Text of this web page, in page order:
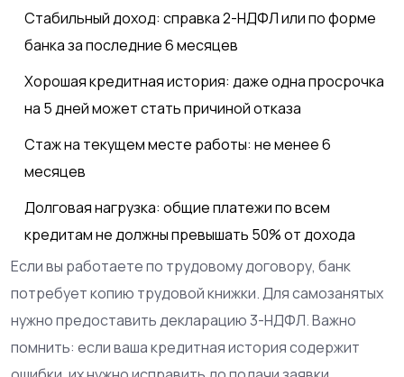
Стабильный доход: справка 2-НДФЛ или по форме
банка за последние 6 месяцев
Хорошая кредитная история: даже одна просрочка
на 5 дней может стать причиной отказа
Стаж на текущем месте работы: не менее 6
месяцев
Долговая нагрузка: общие платежи по всем
кредитам не должны превышать 50% от дохода
Если вы работаете по трудовому договору, банк
потребует копию трудовой книжки. Для самозанятых
нужно предоставить декларацию 3-НДФЛ. Важно
помнить: если ваша кредитная история содержит